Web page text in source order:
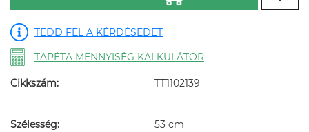
TEDD FEL A KÉRDÉSEDET
TAPÉTA MENNYISÉG KALKULÁTOR
Cikkszám: TT1102139
Szélesség:
53 cm